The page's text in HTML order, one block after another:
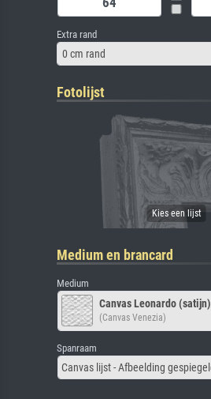
Extra rand
0 cm rand
Fotolijst
Medium en brancard
Medium
Canvas Leonardo (satijn)
(Canvas Venezia)
Spanraam